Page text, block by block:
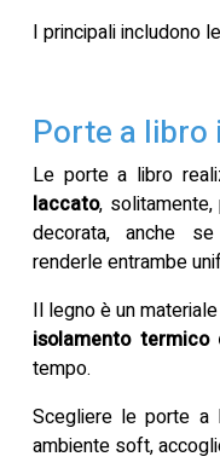
I principali includono
Porte a libro
Le porte a libro
laccato, solitamente,
decorata, anche
renderle entrambe
Il legno è un
isolamento
tempo.
Scegliere le porte a
ambiente soft,